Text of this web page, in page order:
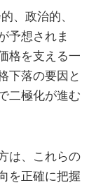
、政治的、
予想されま
格を支える一
下落の要因と
二極化が進む
は、これらの
を正確に把握